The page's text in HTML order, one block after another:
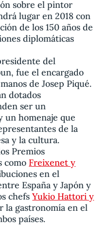
sobre el pintor
lugar en 2018 con
de los 150 años de
diplomáticas
del
fue el encargado
de Josep Piqué.
dotados
ser un
un homenaje que
de la
y la cultura.
Premios
como Freixenet y
en el
España y Japón y
chefsYukio Hattori y
la gastronomía en el
países.